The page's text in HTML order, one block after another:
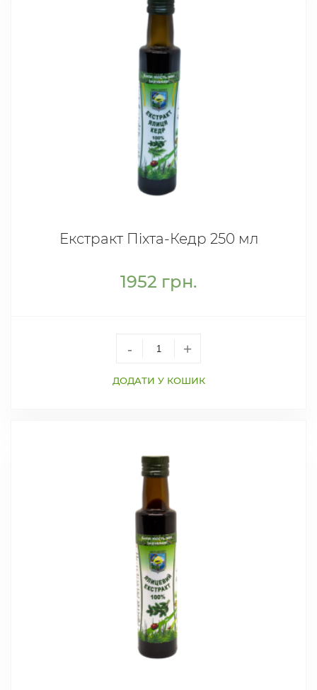
Екстракт Піхта-Кедр 250 мл
1952 грн.
- +
ДОДАТИ У КОШИК